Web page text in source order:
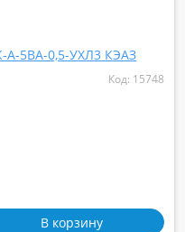
А-5ВА-0,5-УХЛ3 КЭАЗ
Код: 15748
В корзину